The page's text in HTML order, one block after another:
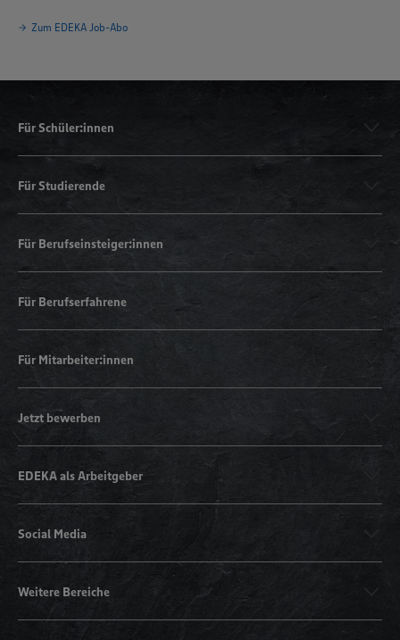
Zum EDEKA Job-Abo
Für Schüler:innen
Für Studierende
Für Berufseinsteiger:innen
Für Berufserfahrene
Für Mitarbeiter:innen
Jetzt bewerben
EDEKA als Arbeitgeber
Social Media
Weitere Bereiche